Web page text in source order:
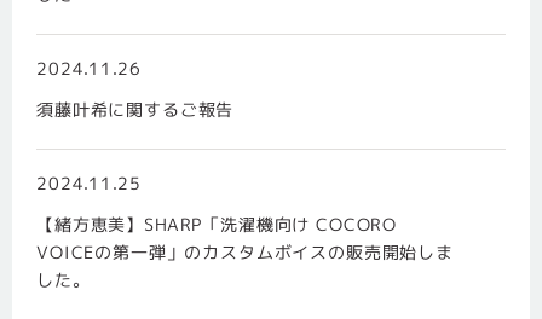
2024.11.26
須藤叶希に関するご報告
2024.11.25
【緒方恵美】SHARP「洗濯機向け COCORO
VOICEの第一弾」のカスタムボイスの販売開始しま
した。